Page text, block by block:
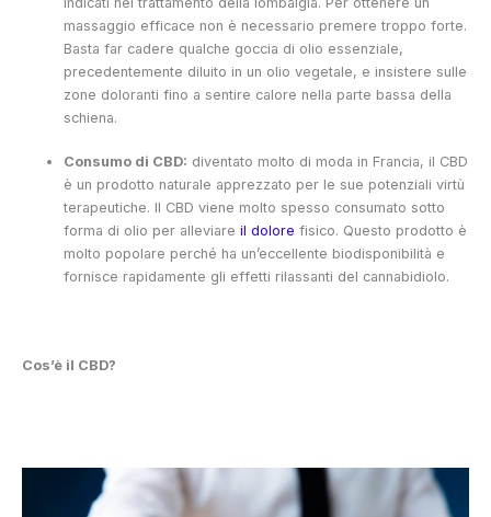
massaggio efficace non è necessario premere troppo forte.
Basta far cadere qualche goccia di olio essenziale,
precedentemente diluito in un olio vegetale, e insistere sulle
zone doloranti fino a sentire calore nella parte bassa della
schiena.
Consumo di CBD: diventato molto di moda in Francia, il CBD
è un prodotto naturale apprezzato per le sue potenziali virtù
terapeutiche. Il CBD viene molto spesso consumato sotto
forma di olio per alleviareil dolore fisico. Questo prodotto è
molto popolare perché ha un’eccellente biodisponibilità e
fornisce rapidamente gli effetti rilassanti del cannabidiolo.
Cos’è il CBD?